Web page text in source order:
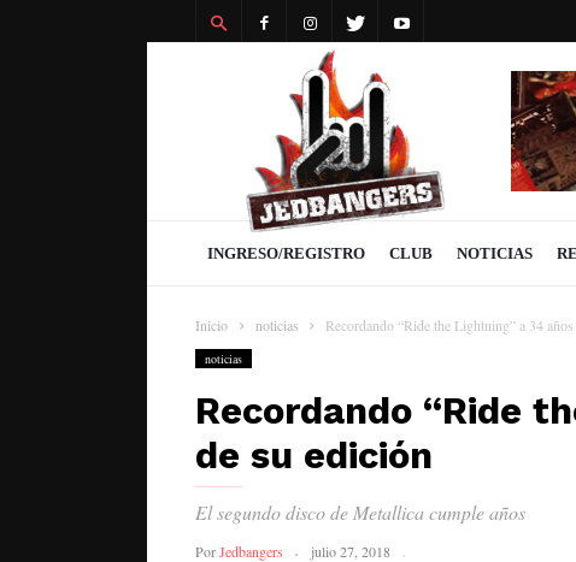
INGRESO/REGISTRO CLUB NOTICIAS
Inicio noticias Recordando “Ride the Lightning” a 34
noticias
Recordando “Ride
de su edición
El segundo disco de Metallica cumple años
PorJedbangers julio 27, 2018